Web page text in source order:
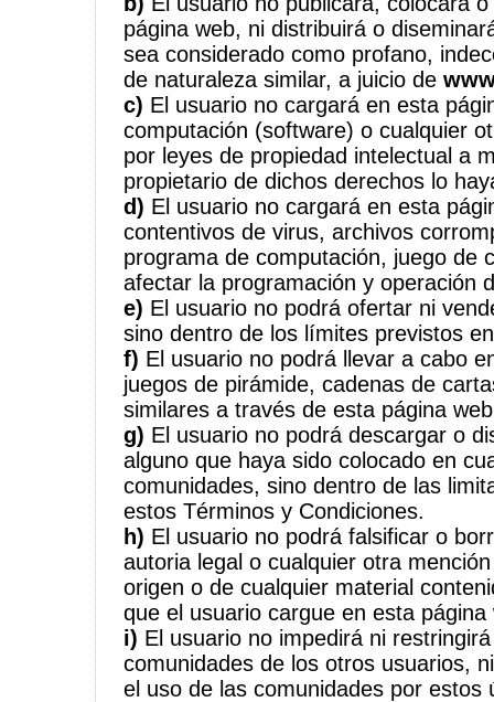
página web, ni distribuirá o
sea considerado como profano,
de naturaleza similar, a juicio de
c) El usuario no cargará en esta
computación (software) o cualquier
por leyes de propiedad intelectual a
propietario de dichos derechos lo
d) El usuario no cargará en esta
contentivos de virus, archivos
programa de computación, juego de
afectar la programación y operación
e) El usuario no podrá ofertar ni
sino dentro de los límites previstos
f) El usuario no podrá llevar a cabo
juegos de pirámide, cadenas de
similares a través de esta página
g) El usuario no podrá descargar o
alguno que haya sido colocado en
comunidades, sino dentro de las
estos Términos y Condiciones.
h) El usuario no podrá falsificar o
autoria legal o cualquier otra
origen o de cualquier material
que el usuario cargue en esta página
i) El usuario no impedirá ni
comunidades de los otros usuarios,
el uso de las comunidades por estos